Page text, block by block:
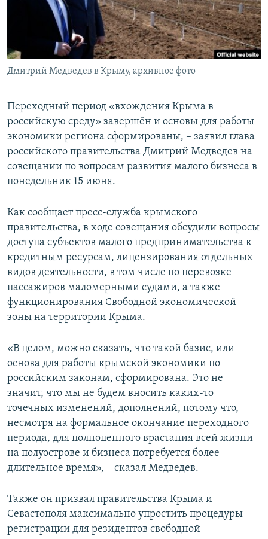
ПОБЕДИТЕЛЕЙ НЕ СУДЯТ?
КРЫМ.НЕПОКОРЕННЫЙ
УКРАИНСКАЯ ПРОБЛЕМА КРЫМА
ПРИСОЕДИНЯЙТЕСЬ!
Дмитрий Медведев в Крыму, архивное фото
Переходный период «вхождения Крыма в
российскую среду» завершён и основы для работы
экономики региона сформированы, – заявил глава
российского правительства Дмитрий Медведев на
совещании по вопросам развития малого бизнеса в
понедельник 15 июня.
Как сообщает пресс-служба крымского
правительства, в ходе совещания обсудили вопросы
доступа субъектов малого предпринимательства к
кредитным ресурсам, лицензирования отдельных
видов деятельности, в том числе по перевозке
пассажиров маломерными судами, а также
функционирования Свободной экономической
зоны на территории Крыма.
«В целом, можно сказать, что такой базис, или
основа для работы крымской экономики по
российским законам, сформирована. Это не
значит, что мы не будем вносить каких-то
точечных изменений, дополнений, потому что,
несмотря на формальное окончание переходного
периода, для полноценного врастания всей жизни
на полуострове и бизнеса потребуется более
длительное время», – сказал Медведев.
Также он призвал правительства Крыма и
Севастополя максимально упростить процедуры
регистрации для резидентов свободной